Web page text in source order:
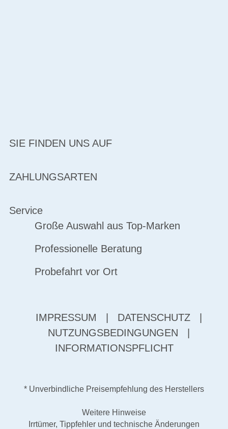
SIE FINDEN UNS AUF
ZAHLUNGSARTEN
Service
Große Auswahl aus Top-Marken
Professionelle Beratung
Probefahrt vor Ort
IMPRESSUM DATENSCHUTZ
NUTZUNGSBEDINGUNGEN
INFORMATIONSPFLICHT
* Unverbindliche Preisempfehlung des Herstellers
Weitere Hinweise
Irrtümer, Tippfehler und technische Änderungen